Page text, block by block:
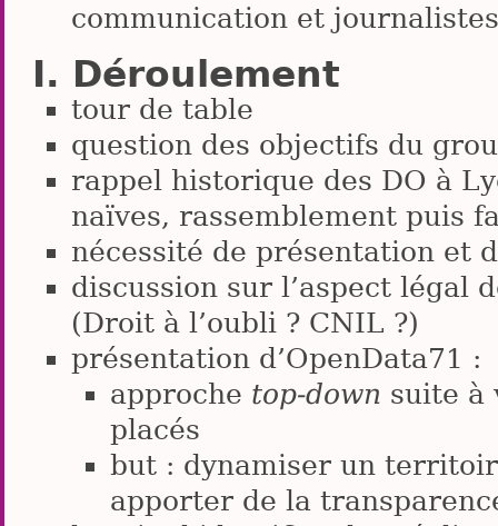
communication et journalistes
Déroulement
tour de table
question des objectifs du
rappel historique des DO à
naïves, rassemblement puis
nécessité de présentation et
discussion sur l’aspect légal
(Droit à l’oubli ? CNIL ?)
présentation d’OpenData71 :
approche top-down suite à
placés
but : dynamiser un
apporter de la